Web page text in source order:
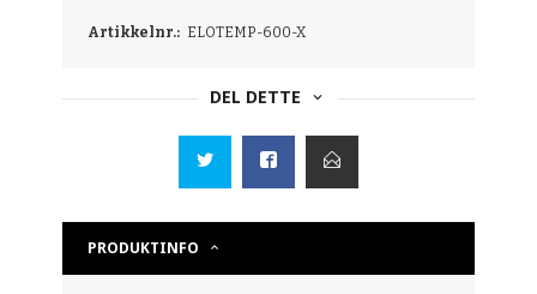
Artikkelnr.: ELOTEMP-600-X
DEL DETTE
PRODUKTINFO